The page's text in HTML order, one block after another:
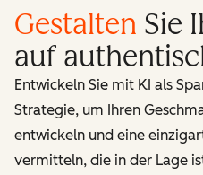
Gestalten Sie
auf
Entwickeln Sie mit KI als
Strategie, um Ihren
entwickeln und eine
vermitteln, die in der Lage